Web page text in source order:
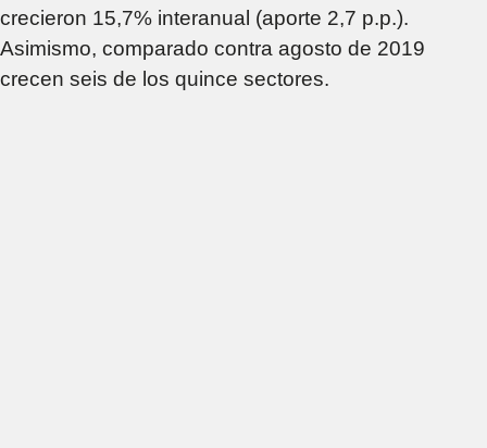
crecieron 15,7% interanual (aporte 2,7 p.p.).
Asimismo, comparado contra agosto de 2019
crecen seis de los quince sectores.